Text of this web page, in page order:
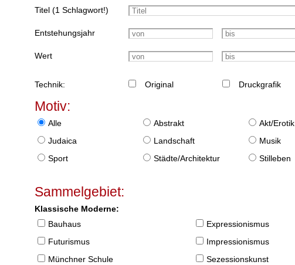
Titel (1 Schlagwort!)
Entstehungsjahr
Wert
Technik: Original Druckgrafik
Motiv:
Alle Abstrakt Akt/Erotik
Judaica
Landschaft Musik
Sport
Städte/Architektur Stilleben
Sammelgebiet:
Klassische Moderne:
Bauhaus
Expressionismus
Futurismus
Impressionismus
Münchner Schule
Sezessionskunst